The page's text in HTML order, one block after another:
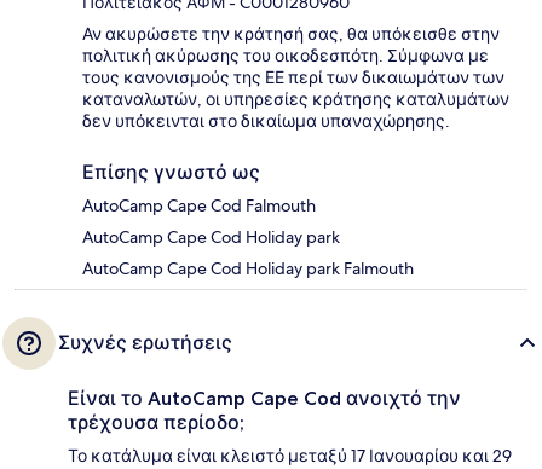
Αν ακυρώσετε την κράτησή σας, θα υπόκεισθε στην
πολιτική ακύρωσης του οικοδεσπότη. Σύμφωνα με
τους κανονισμούς της ΕΕ περί των δικαιωμάτων των
καταναλωτών, οι υπηρεσίες κράτησης καταλυμάτων
δεν υπόκεινται στο δικαίωμα υπαναχώρησης.
Επίσης γνωστό ως
AutoCamp Cape Cod Falmouth
AutoCamp Cape Cod Holiday park
AutoCamp Cape Cod Holiday park Falmouth
Συχνές ερωτήσεις
Είναι το AutoCamp Cape Cod ανοιχτό την
τρέχουσα περίοδο;
Το κατάλυμα είναι κλειστό μεταξύ 17 Ιανουαρίου και 29